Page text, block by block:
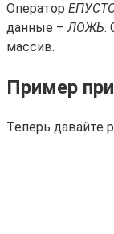
Оператор
данные –ЛОЖЬ.
массив.
Пример
Теперь давайте